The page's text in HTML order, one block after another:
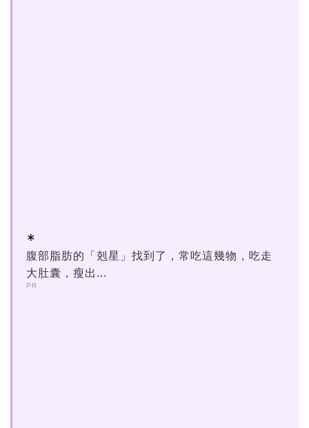
腹部脂肪的「剋星」找到了，常吃這幾物，吃走
大肚囊，瘦出...
PR